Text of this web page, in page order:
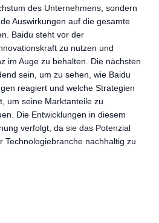
des Unternehmens, sondern
Auswirkungen auf die gesamte
Baidu steht vor der
zu nutzen und
im Auge zu behalten. Die nächsten
sein, um zu sehen, wie Baidu
reagiert und welche Strategien
um seine Marktanteile zu
Die Entwicklungen in diesem
verfolgt, da sie das Potenzial
Technologiebranche nachhaltig zu